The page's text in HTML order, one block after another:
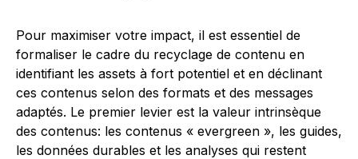
Pour maximiser votre impact, il est essentiel de
formaliser le cadre du recyclage de contenu en
identifiant les assets à fort potentiel et en déclinant
ces contenus selon des formats et des messages
adaptés. Le premier levier est la valeur intrinsèque
des contenus: les contenus « evergreen », les guides,
les données durables et les analyses qui restent